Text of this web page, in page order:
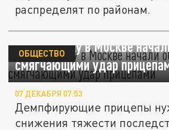
распределят по районам.
Спецтехнику в Москве
смягчающими удар
ОБЩЕСТВО
07 ДЕКАБРЯ 07:53
Демпфирующие прицепы
снижения тяжести